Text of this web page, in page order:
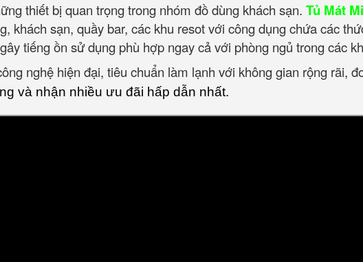
thiết bị quan trọng trong nhóm đồ dùng khách sạn. Tủ Mát
khách sạn, quầy bar, các khu resot với công dụng chứa các
tiếng ồn sử dụng phù hợp ngay cả với phòng ngủ trong các
nghệ hiện đại, tiêu chuẩn làm lạnh với không gian rộng rãi,
và nhận nhiều ưu đãi hấp dẫn nhất.